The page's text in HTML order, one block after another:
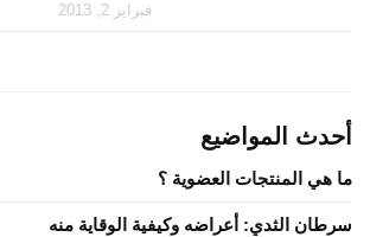
فبراير 2, 2013
أحدث المواضيع
ما هي المنتجات العضوية ؟
سرطان الثدي: أعراضه وكيفية الوقاية منه